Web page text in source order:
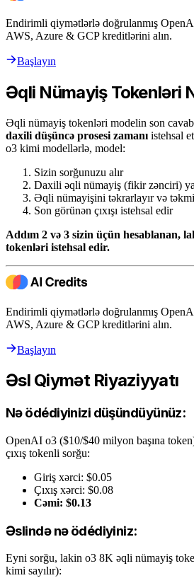
Endirimli qiymətlərlə doğrulanmış
AWS, Azure & GCP kreditlərini alın.
Başlayın
Əqli Nümayiş Tokenləri
Əqli nümayiş tokenləri modelin son
daxili düşüncə prosesi zamanı istehsal
o3 kimi modellərlə, model:
Sizin sorğunuzu alır
Daxili əqli nümayiş (fikir zənciri)
Əqli nümayişini təkrarlayır və
Son görünən çıxışı istehsal edir
Addım 2 və 3 sizin üçün hesablanan,
tokenləri istehsal edir.
Endirimli qiymətlərlə doğrulanmış
AWS, Azure & GCP kreditlərini alın.
Başlayın
Əsl Qiymət Riyaziyyatı
Nə ödédiyinizi düşündüyünüz:
OpenAI o3 ($10/$40 milyon başına
çıxış tokenli sorğu:
Giriş xərci: $0.05
Çıxış xərci: $0.08
Cəmi: $0.13
Əslində nə ödédiyiniz:
Eyni sorğu, lakin o3 8K əqli nümayiş
kimi sayılır):